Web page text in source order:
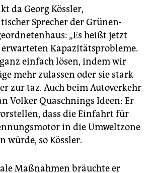
da Georg Kössler,
Sprecher der Grünen-
„Es heißt jetzt
erwarteten Kapazitätsprobleme.
einfach lösen, indem wir
mehr zulassen oder sie stark
zur taz. Auch beim Autoverkehr
Volker Quaschnings Ideen: Er
dass die Einfahrt für
in die Umweltzone
würde, so Kössler.
Maßnahmen bräuchte er